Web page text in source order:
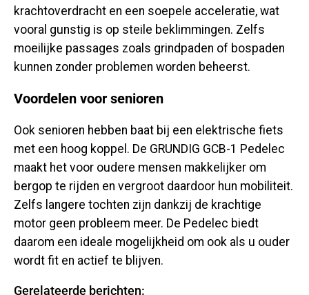
krachtoverdracht en een soepele acceleratie, wat
vooral gunstig is op steile beklimmingen. Zelfs
moeilijke passages zoals grindpaden of bospaden
kunnen zonder problemen worden beheerst.
Voordelen voor senioren
Ook senioren hebben baat bij een elektrische fiets
met een hoog koppel. De GRUNDIG GCB-1 Pedelec
maakt het voor oudere mensen makkelijker om
bergop te rijden en vergroot daardoor hun mobiliteit.
Zelfs langere tochten zijn dankzij de krachtige
motor geen probleem meer. De Pedelec biedt
daarom een ​​ideale mogelijkheid om ook als u ouder
wordt fit en actief te blijven.
Gerelateerde berichten: